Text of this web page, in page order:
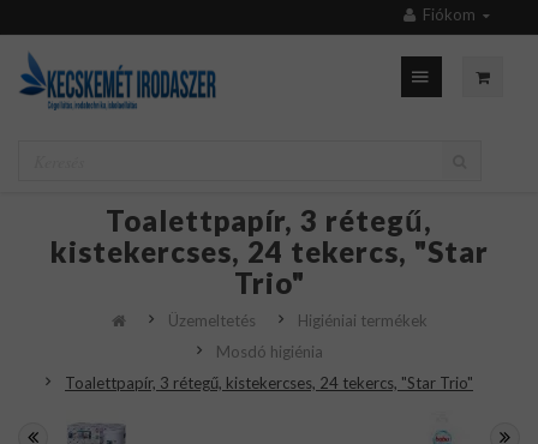
Fiókom
Toalettpapír, 3 rétegű,
kistekercses, 24 tekercs, "Star
Trio"
Üzemeltetés
Higiéniai termékek
Mosdó higiénia
Toalettpapír, 3 rétegű, kistekercses, 24 tekercs, "Star Trio"